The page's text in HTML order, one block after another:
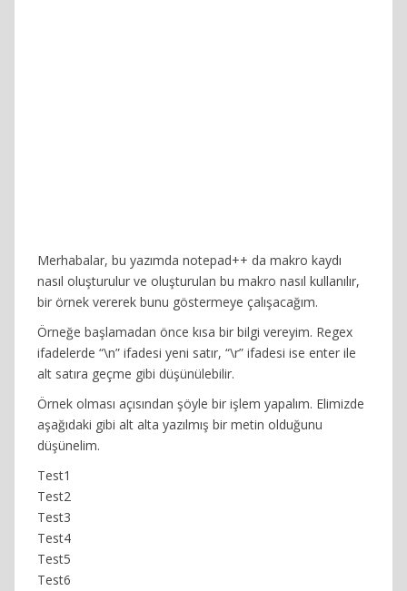
Merhabalar, bu yazımda notepad++ da makro kaydı
nasıl oluşturulur ve oluşturulan bu makro nasıl kullanılır,
bir örnek vererek bunu göstermeye çalışacağım.
Örneğe başlamadan önce kısa bir bilgi vereyim. Regex
ifadelerde “\n” ifadesi yeni satır, “\r” ifadesi ise enter ile
alt satıra geçme gibi düşünülebilir.
Örnek olması açısından şöyle bir işlem yapalım. Elimizde
aşağıdaki gibi alt alta yazılmış bir metin olduğunu
düşünelim.
Test1
Test2
Test3
Test4
Test5
Test6